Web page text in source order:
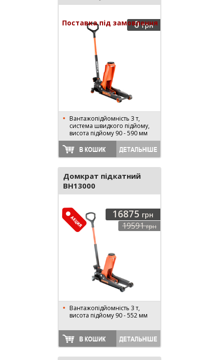
0грн
Поставка під замовлення
Вантажопідйомність 3 т,
система швидкого підйому,
висота підйому 90 - 590 мм
В КОШИК ДЕТАЛЬНІШЕ
Домкрат підкатний
BH13000
16875 грн
19591грн
Вантажопідйомність 3 т,
висота підйому 90 - 552 мм
В КОШИК ДЕТАЛЬНІШЕ